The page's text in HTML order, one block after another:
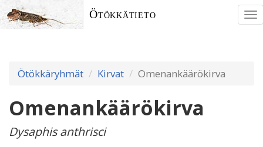
Ötökkätieto
Ötökkäryhmät Kirvat Omenankäärökirva
Omenankäärökirva
Dysaphis anthrisci